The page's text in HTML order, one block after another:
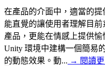
在產品的介面中，適當的
能直覺的讓使用者理解目
產品，更能在情感上提供
Unity 環境中建構一個簡易
的動態效果。動... → 閱讀